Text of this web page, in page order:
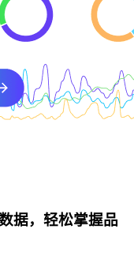
据，轻松掌握品